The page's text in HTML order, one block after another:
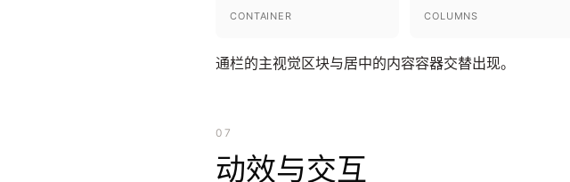
CONTAINER COLUMNS
通栏的主视觉区块与居中的内容容器交替出现。
07
动效与交互